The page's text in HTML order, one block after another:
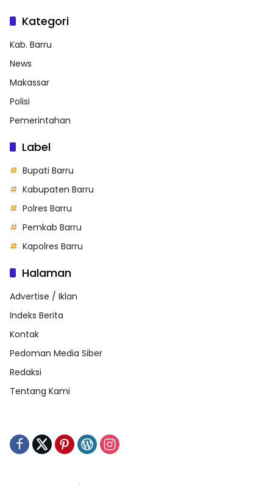
Kategori
Kab. Barru
News
Makassar
Polisi
Pemerintahan
Label
Bupati Barru
Kabupaten Barru
Polres Barru
Pemkab Barru
Kapolres Barru
Halaman
Advertise / Iklan
Indeks Berita
Kontak
Pedoman Media Siber
Redaksi
Tentang Kami